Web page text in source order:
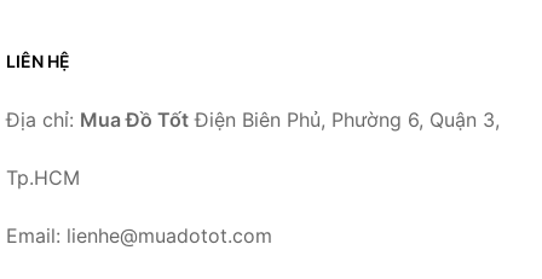
LIÊN HỆ
Địa chỉ: Mua Đồ Tốt Điện Biên Phủ, Phường 6, Quận 3,
Tp.HCM
Email: lienhe@muadotot.com